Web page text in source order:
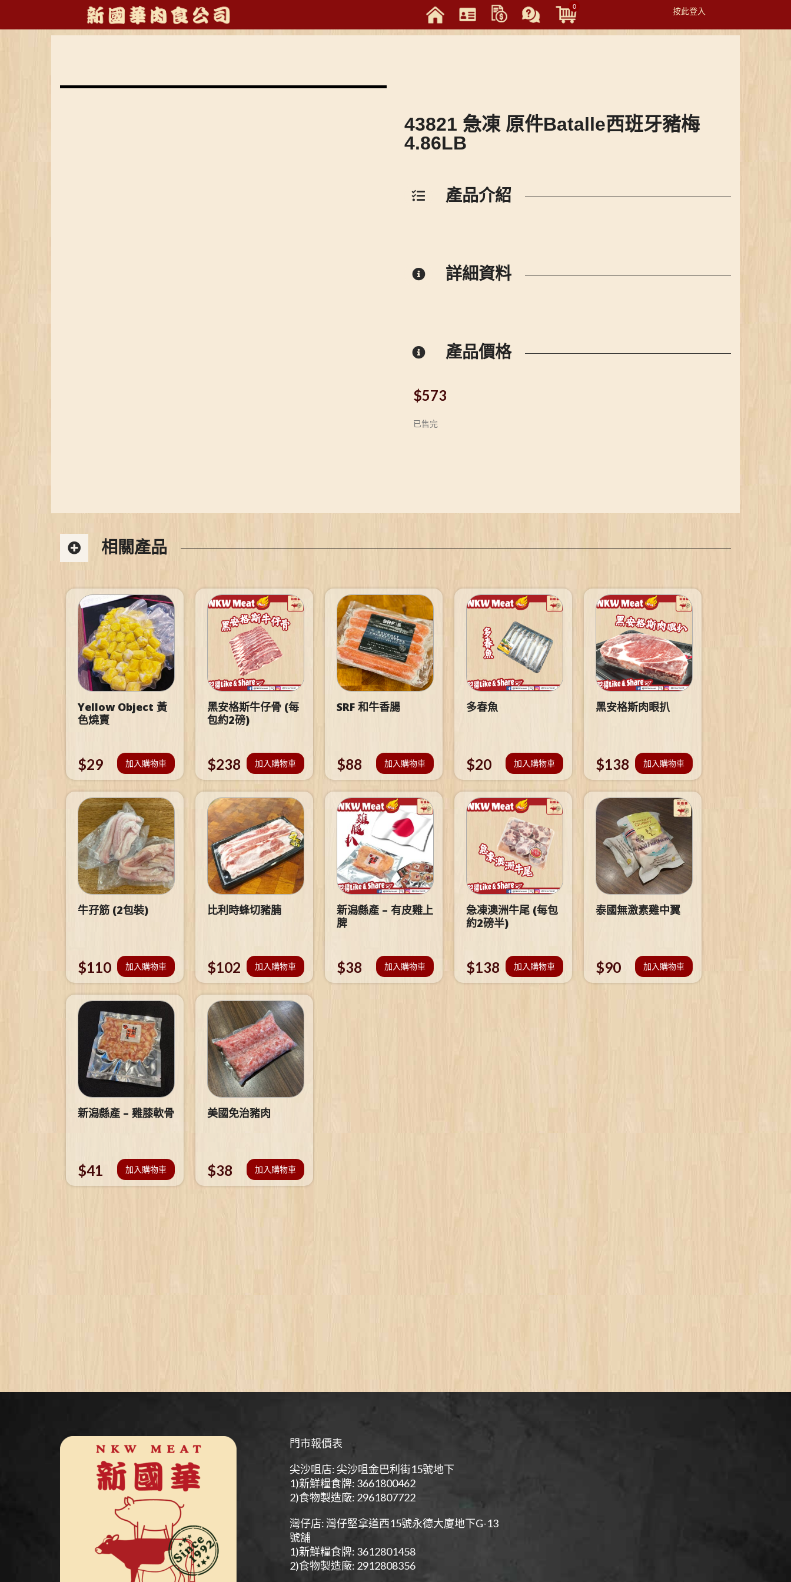
0 按此登入
Toggle
43821 急凍 原件Batalle西班牙豬梅
4.86LB
產品介紹
詳細資料
產品價格
$573
已售完
相關產品
Yellow Object 黃
色燒賣
$29 加入購物車
黑安格斯牛仔骨 (每
包約2磅)
$238 加入購物車
SRF 和牛香腸
$88 加入購物車
多春魚
$20 加入購物車
黑安格斯肉眼扒
$138 加入購物車
牛孖筋 (2包裝)
$110 加入購物車
比利時蜂切豬腩
$102 加入購物車
新潟縣產 – 有皮雞上
脾
$38 加入購物車
急凍澳洲牛尾 (每包
約2磅半)
$138 加入購物車
泰國無激素雞中翼
$90 加入購物車
新潟縣產 – 雞膝軟骨
$41 加入購物車
美國免治豬肉
$38 加入購物車
門市報價表
尖沙咀店: 尖沙咀金巴利街15號地下
1)新鮮糧食牌: 3661800462
2)食物製造廠: 2961807722
灣仔店: 灣仔堅拿道西15號永德大廈地下G-13
號舖
1)新鮮糧食牌: 3612801458
2)食物製造廠: 2912808356